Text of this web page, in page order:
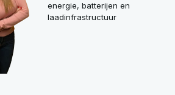
energie, batterijen en
laadinfrastructuur